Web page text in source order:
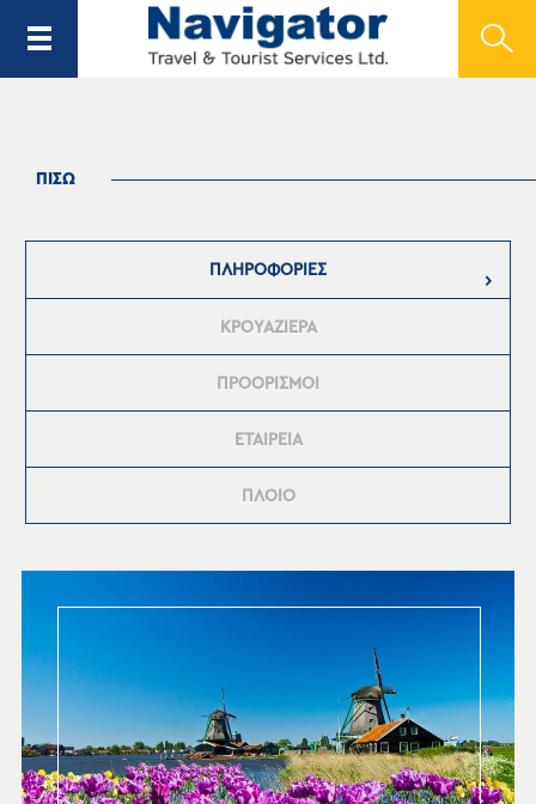
ΠΙΣΩ
ΠΛΗΡΟΦΟΡΙΕΣ
ΚΡΟΥΑΖΙΕΡΑ
ΠΡΟΟΡΙΣΜΟΙ
ΕΤΑΙΡΕΙΑ
ΠΛΟΙΟ